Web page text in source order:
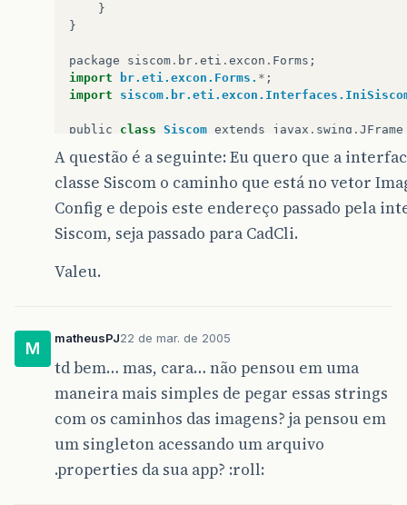
}
}
package siscom . br . eti . excon . Forms ;
import
br.eti.excon.Forms. * ;
import
public class Siscom extends javax . swing . JFrame
initComponents ();
}
public
Inicio implements
public
String getImagens(){
return
nomePessoa;
}
A questão é a seguinte: Eu quero que a
classe Siscom o caminho que está no vetor
Config e depois este endereço passado pela
Siscom, seja passado para CadCli.
Valeu.
M
matheusPJ22 de mar. de 2005
td bem… mas, cara… não pensou em uma
maneira mais simples de pegar essas strings
com os caminhos das imagens? ja pensou em
um singleton acessando um arquivo
.properties da sua app? :roll: